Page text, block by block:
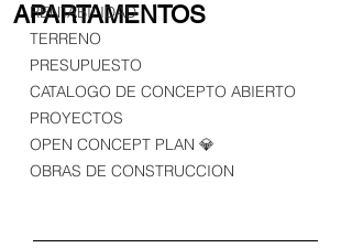
RENTABILIDAD
TERRENO
PRESUPUESTO
CATALOGO DE CONCEPTO ABIERTO
PROYECTOS
OPEN CONCEPT PLAN 💎
OBRAS DE CONSTRUCCION
APARTAMENTOS